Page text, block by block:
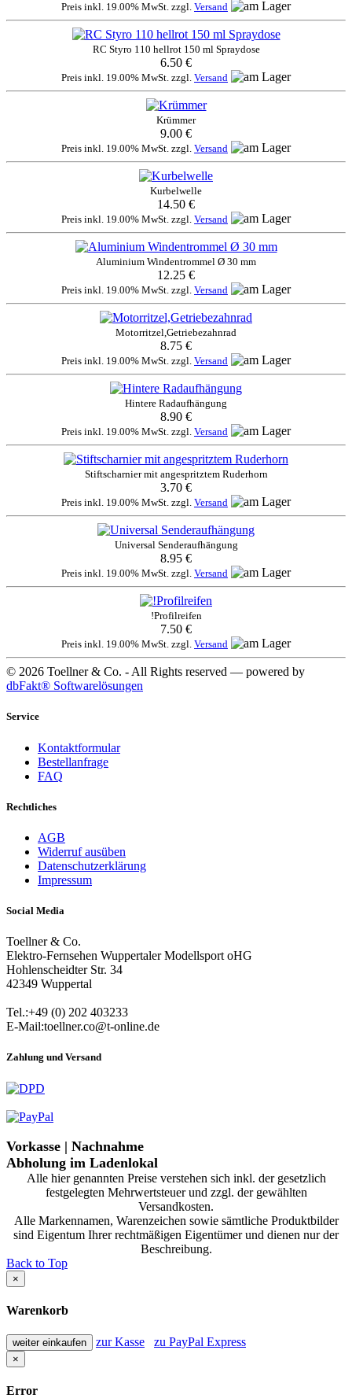
Preis inkl. 19.00% MwSt. zzgl. Versand
RC Styro 110 hellrot 150 ml Spraydose
6.50 €
Preis inkl. 19.00% MwSt. zzgl. Versand
Krümmer
9.00 €
Preis inkl. 19.00% MwSt. zzgl. Versand
Kurbelwelle
14.50 €
Preis inkl. 19.00% MwSt. zzgl. Versand
Aluminium Windentrommel Ø 30 mm
12.25 €
Preis inkl. 19.00% MwSt. zzgl. Versand
Motorritzel,Getriebezahnrad
8.75 €
Preis inkl. 19.00% MwSt. zzgl. Versand
Hintere Radaufhängung
8.90 €
Preis inkl. 19.00% MwSt. zzgl. Versand
Stiftscharnier mit angespritztem Ruderhorn
3.70 €
Preis inkl. 19.00% MwSt. zzgl. Versand
Universal Senderaufhängung
8.95 €
Preis inkl. 19.00% MwSt. zzgl. Versand
!Profilreifen
7.50 €
Preis inkl. 19.00% MwSt. zzgl. Versand
© 2026 Toellner & Co. - All Rights reserved — powered by
dbFakt® Softwarelösungen
Service
Kontaktformular
Bestellanfrage
FAQ
Rechtliches
AGB
Widerruf ausüben
Datenschutzerklärung
Impressum
Social Media
Toellner & Co.
Elektro-Fernsehen Wuppertaler Modellsport oHG
Hohlenscheidter Str. 34
42349 Wuppertal
Tel.:+49 (0) 202 403233
E-Mail:toellner.co@t-online.de
Zahlung und Versand
Vorkasse | Nachnahme
Abholung im Ladenlokal
Alle hier genannten Preise verstehen sich inkl. der gesetzlich
festgelegten Mehrwertsteuer und zzgl. der gewählten
Versandkosten.
Alle Markennamen, Warenzeichen sowie sämtliche Produktbilder
sind Eigentum Ihrer rechtmäßigen Eigentümer und dienen nur der
Beschreibung.
Back to Top
×
Warenkorb
weiter einkaufen zur Kasse zu PayPal Express
×
Error